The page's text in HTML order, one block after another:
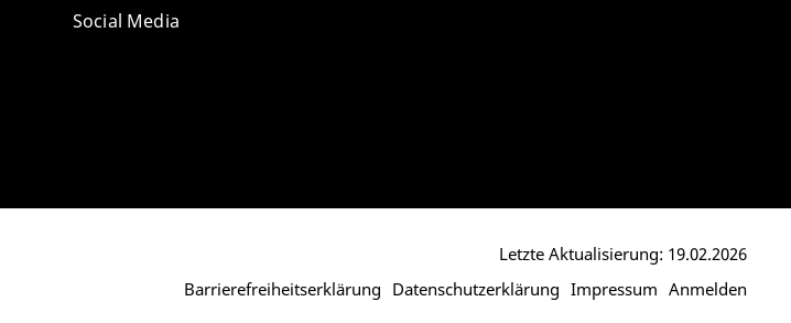
Social Media
Barrierefreiheitserklärung Datenschutzerklärung Impressum Anmelden
Letzte Aktualisierung: 19.02.2026